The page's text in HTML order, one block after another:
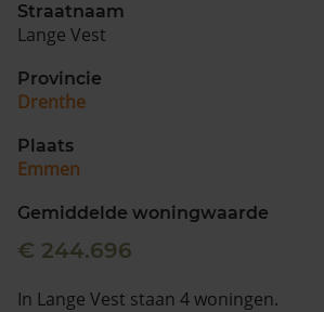
Straatnaam
Lange Vest
Provincie
Drenthe
Plaats
Emmen
Gemiddelde woningwaarde
€ 244.696
In Lange Vest staan 4 woningen.